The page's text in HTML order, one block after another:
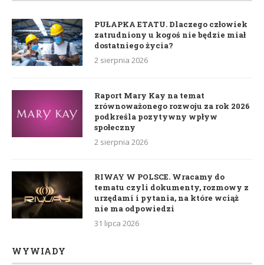
PUŁAPKA ETATU. Dlaczego człowiek
zatrudniony u kogoś nie będzie miał
dostatniego życia?
2 sierpnia 2026
Raport Mary Kay na temat
zrównoważonego rozwoju za rok 2026
podkreśla pozytywny wpływ
społeczny
2 sierpnia 2026
RIWAY W POLSCE. Wracamy do
tematu czyli dokumenty, rozmowy z
urzędami i pytania, na które wciąż
nie ma odpowiedzi
31 lipca 2026
WYWIADY